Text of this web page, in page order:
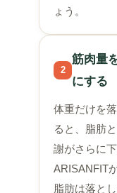
ょう。
2
筋肉量
にする
体重だけを
ると、脂肪
謝がさらに
ARISANFIT
脂肪は落と